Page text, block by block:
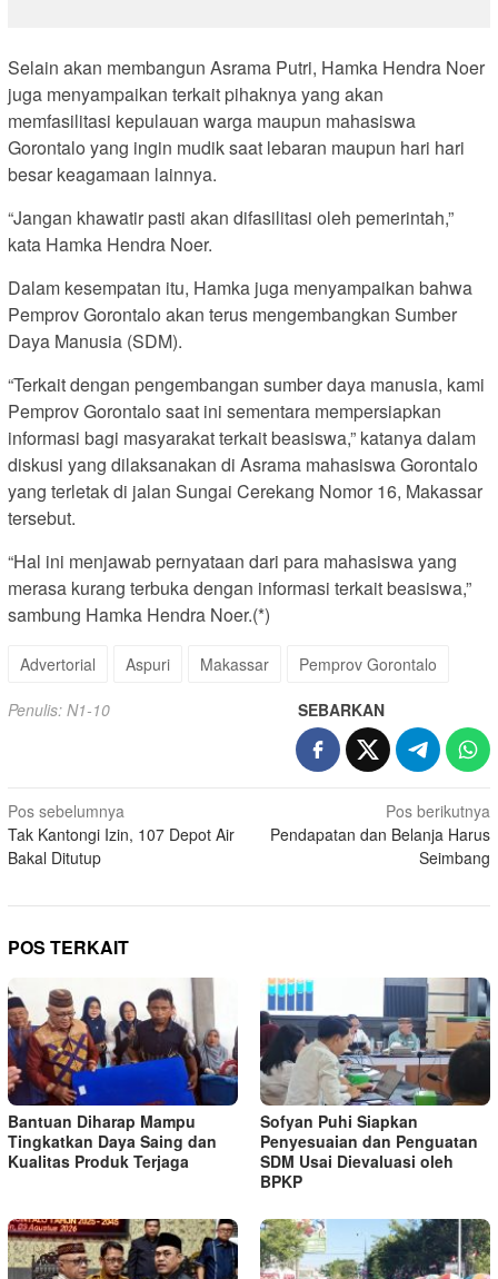
Selain akan membangun Asrama Putri, Hamka Hendra Noer
juga menyampaikan terkait pihaknya yang akan
memfasilitasi kepulauan warga maupun mahasiswa
Gorontalo yang ingin mudik saat lebaran maupun hari hari
besar keagamaan lainnya.
“Jangan khawatir pasti akan difasilitasi oleh pemerintah,”
kata Hamka Hendra Noer.
Dalam kesempatan itu, Hamka juga menyampaikan bahwa
Pemprov Gorontalo akan terus mengembangkan Sumber
Daya Manusia (SDM).
“Terkait dengan pengembangan sumber daya manusia, kami
Pemprov Gorontalo saat ini sementara mempersiapkan
informasi bagi masyarakat terkait beasiswa,” katanya dalam
diskusi yang dilaksanakan di Asrama mahasiswa Gorontalo
yang terletak di jalan Sungai Cerekang Nomor 16, Makassar
tersebut.
“Hal ini menjawab pernyataan dari para mahasiswa yang
merasa kurang terbuka dengan informasi terkait beasiswa,”
sambung Hamka Hendra Noer.(*)
Advertorial Aspuri Makassar Pemprov Gorontalo
Penulis: N1-10 SEBARKAN
Navigasi
pos
Pos sebelumnya
Tak Kantongi Izin, 107 Depot Air
Bakal Ditutup
Pos berikutnya
Pendapatan dan Belanja Harus
Seimbang
POS TERKAIT
Bantuan Diharap Mampu
Tingkatkan Daya Saing dan
Kualitas Produk Terjaga
Sofyan Puhi Siapkan
Penyesuaian dan Penguatan
SDM Usai Dievaluasi oleh
BPKP